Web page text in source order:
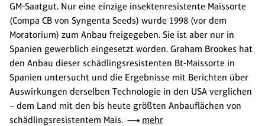
GM-Saatgut. Nur eine einzige insektenresistente Maissorte
(Compa CB von Syngenta Seeds) wurde 1998 (vor dem
Moratorium) zum Anbau freigegeben. Sie ist aber nur in
Spanien gewerblich eingesetzt worden. Graham Brookes hat
den Anbau dieser schädlingsresistenten Bt-Maissorte in
Spanien untersucht und die Ergebnisse mit Berichten über
Auswirkungen derselben Technologie in den USA verglichen
– dem Land mit den bis heute größten Anbauflächen von
schädlingsresistentem Mais.
mehr